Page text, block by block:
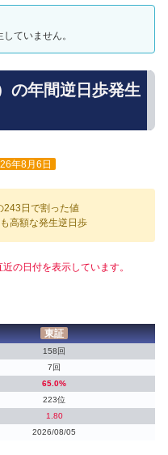
ていません。
の年間逆日歩発生
年8月6日
243日で割った値
高額な発生逆日歩
の日付を表示しています。
東証
158回
7回
65.0%
223位
1.80
2026/08/05